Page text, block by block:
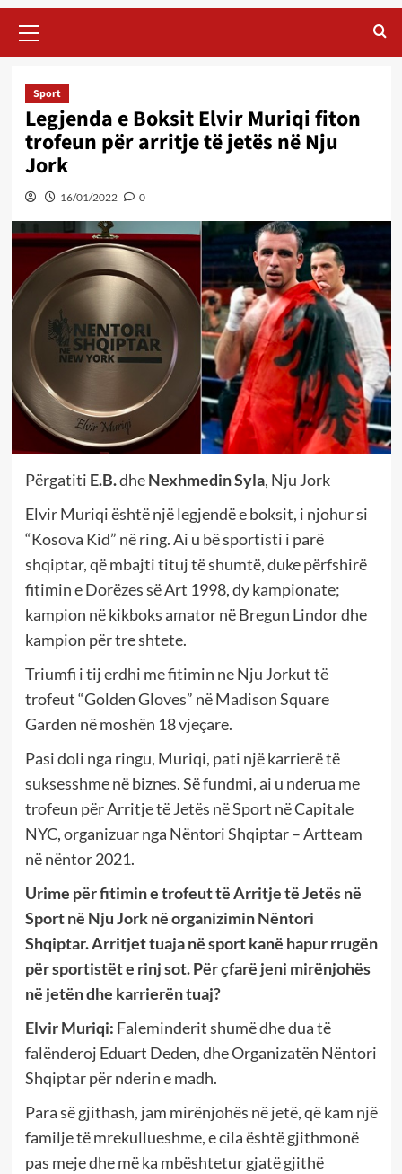
Menu
Sport
Legjenda e Boksit Elvir Muriqi fiton
trofeun për arritje të jetës në Nju
Jork
16/01/2022 0
Përgatiti E.B.dheNexhmedin Syla, Nju Jork
Elvir Muriqi është një legjendë e boksit, i njohur si
“Kosova Kid” në ring. Ai u bë sportisti i parë
shqiptar, që mbajti tituj të shumtë, duke përfshirë
fitimin e Dorëzes së Art 1998, dy kampionate;
kampion në kikboks amator në Bregun Lindor dhe
kampion për tre shtete.
Triumfi i tij erdhi me fitimin ne Nju Jorkut të
trofeut “Golden Gloves” në Madison Square
Garden në moshën 18 vjeçare.
Pasi doli nga ringu, Muriqi, pati një karrierë të
suksesshme në biznes. Së fundmi, ai u nderua me
trofeun për Arritje të Jetës në Sport në Capitale
NYC, organizuar nga Nëntori Shqiptar – Artteam
në nëntor 2021.
Urime për fitimin e trofeut të Arritje të Jetës në
Sport në Nju Jork në organizimin Nëntori
Shqiptar. Arritjet tuaja në sport kanë hapur rrugën
për sportistët e rinj sot. Për çfarë jeni mirënjohës
në jetën dhe karrierën tuaj?
Elvir Muriqi: Faleminderit shumë dhe dua të
falënderoj Eduart Deden, dhe Organizatën Nëntori
Shqiptar për nderin e madh.
Para së gjithash, jam mirënjohës në jetë, që kam një
familje të mrekullueshme, e cila është gjithmonë
pas meje dhe më ka mbështetur gjatë gjithë